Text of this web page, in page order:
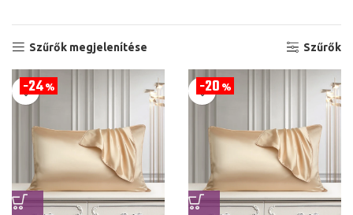
Szűrők megjelenítése Szűrők
24% 20%